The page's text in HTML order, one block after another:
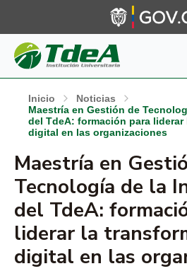
Inicio
Noticias
Maestría en Gestión de
del TdeA: formación para
digital en las organizaciones
Maestría en
Tecnología de la
del TdeA:
liderar la
digital en las